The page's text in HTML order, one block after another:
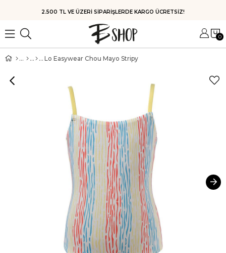
HIZLI KARGO
0
Lo Easywear Chou Mayo Stripy